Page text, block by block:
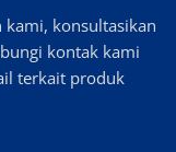
kami, konsultasikan
kontak kami
terkait produk